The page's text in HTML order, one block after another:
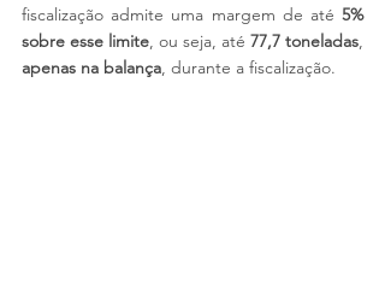
fiscalização admite uma margem de até 5%
sobre esse limite, ou seja, até 77,7 toneladas
apenas na balança, durante a fiscalização.